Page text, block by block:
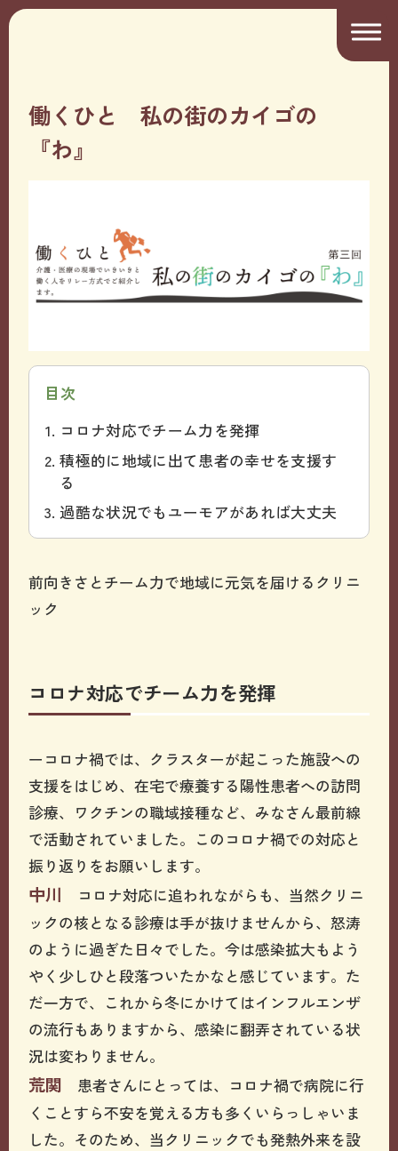
働くひと 私の街のカイゴの
『わ』
目次
コロナ対応でチーム力を発揮
積極的に地域に出て患者の幸せを支援す
る
過酷な状況でもユーモアがあれば大丈夫
前向きさとチーム力で地域に元気を届けるクリニ
ック
コロナ対応でチーム力を発揮
ーコロナ禍では、クラスターが起こった施設への
支援をはじめ、在宅で療養する陽性患者への訪問
診療、ワクチンの職域接種など、みなさん最前線
で活動されていました。このコロナ禍での対応と
振り返りをお願いします。
中川 コロナ対応に追われながらも、当然クリニ
ックの核となる診療は手が抜けませんから、怒涛
のように過ぎた日々でした。今は感染拡大もよう
やく少しひと段落ついたかなと感じています。た
だ一方で、これから冬にかけてはインフルエンザ
の流行もありますから、感染に翻弄されている状
況は変わりません。
荒関 患者さんにとっては、コロナ禍で病院に行
くことすら不安を覚える方も多くいらっしゃいま
した。そのため、当クリニックでも発熱外来を設